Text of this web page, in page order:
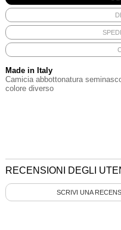
Made in Italy
Camicia abbottonatura
colore diverso
RECENSIONI DEGLI
SCRIVI UNA